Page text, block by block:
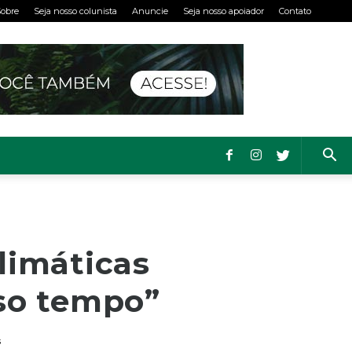
Seja nosso colunista Anuncie Seja nosso apoiador Contato
tempo”